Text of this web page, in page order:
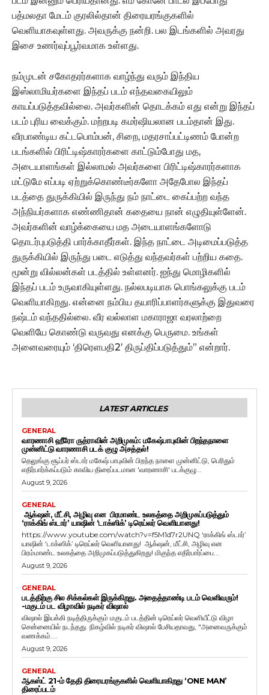
பத்மலதா மேடம் குரலில்தான் திரையரங்குகளில்
வெளியாகவுள்ளது. அவருக்கு நன்றி. பல இடங்களில் அவரது
இசை உணர்வுப்பூர்வமாக உள்ளது.
நம்முடன் சகோதரர்களாக வாழ்ந்து வரும் இந்திய
இஸ்லாமியர்களை இந்தப் படம் எந்தவகையிலும்
காயப்படுத்தவில்லை. அவர்களின் தொடக்கம் எது என்று இந்தப்
படம் புரிய வைக்கும். மற்றபடி கமர்ஷியலான படம்தான் இது.
வீரபாண்டிய கட்டபொம்பன், சிறை, மதரசாப்பட்டிணம் போன்ற
படங்களில் பிரிட்டிஷ்காரர்களை காட்டும்போது மத,
அடையாளங்கள் இல்லாமல் அவர்களை பிரிட்டிஷ்காரர்களாக
மட்டுமே எப்படி ஏற்றுக்கொண்டீர்களோ அதேபோல இந்தப்
படத்தை துருக்கியில் இருந்து நம் நாட்டை கைப்பற்ற வந்த
அந்நியர்களாக எண்ணிதான் கதையை நான் எழுதியுள்ளேன்.
அவர்களின் வாழ்க்கையை மத அடையாளங்களோடு
தொடர்புபடுத்தி பார்க்காதீர்கள். இந்த நாட்டை அடிமைப்படுத்த
துருக்கியில் இருந்து படை எடுத்து வந்தவர்கள் பற்றிய கதை.
மூன்று வில்லன்கள் படத்தில் உள்ளனர். ஐந்து மொழிகளில்
இந்தப் படம் உருவாகியுள்ளது. நல்லபடியாக பொங்கலுக்கு படம்
வெளியாகிறது. என்னை நம்பிய தயாரிப்பாளர்களுக்கு இதுவரை
நஷ்டம் வந்ததில்லை. வீர வல்லாள மகாராஜா வரலாற்றை
வெளியே கொண்டு வருவது எனக்கு பெருமை. உங்கள்
அனைவரையும் ‘திரெளபதி2’ திருப்திப்படுத்தும்” என்றார்.
LATEST ARTICLES
GENERAL
வாரணாசி ஹீரோ ருத்ராவின் அறிமுகம்: மகேஷ்பாபுவின் பிறந்தநாளை
முன்னிட்டு வாரணாசி படக் குழு அசத்தல்!
தெலுங்கு சூப்பர் ஸ்டார் மகேஷ் பாபுவின் பிறந்த நாளை முன்னிட்டு, பெரிதும்
எதிர்பார்க்கப்படும் காவிய திரைப்படமான 'வாரணாசி' படக்குழு...
August 9, 2026
GENERAL
ஆக்‌ஷன், மீட்சி, அழிவு என பிரமாண்ட உலகத்தை அறிமுகப்படுத்தும்
‘ராக்கிங் ஸ்டார்’ யாஷின் ‘டாக்ஸிக்’ டிரெய்லர் வெளியானது!
https://www.youtube.com/watch?v=f5M1d7r2UNQ ‘ராக்கிங் ஸ்டார்’
யாஷின் ‘டாக்ஸிக்’ டிரெய்லர் வெளியானது! ஆக்‌ஷன், மீட்சி, அழிவு என
பிரம்மாண்ட உலகத்தை அறிமுகப்படுத்துகிறது! மிகுந்த எதிர்பார்ப்பை...
August 9, 2026
GENERAL
படத்திற்கு சில சிக்கல்கள் இருக்கிறது. அதைத்தாண்டி படம் வெளிவரும்!
-மகுடம் பட விழாவில் நடிகர் விஷால்
விஷால் இயக்கி நடித்திருக்கும் மகுடம் படத்தின் டிரெய்லர் வெளியீட்டு விழா
சென்னையில் நடந்தது. நிகழ்வில் நடிகர் விஷால் பேசியதாவது, "அனைவருக்கும்
வணக்கம்....
August 9, 2026
GENERAL
ஆகஸ்ட் 21-ம் தேதி திரையரங்குகளில் வெளியாகிறது ‘ONE MAN’
திரைப்படம்